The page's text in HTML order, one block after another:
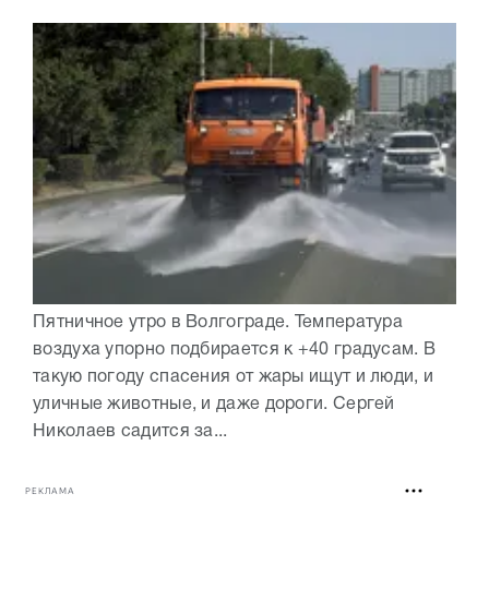
Пятничное утро в Волгограде. Температура
воздуха упорно подбирается к +40 градусам. В
такую погоду спасения от жары ищут и люди, и
уличные животные, и даже дороги. Сергей
Николаев садится за...
РЕКЛАМА